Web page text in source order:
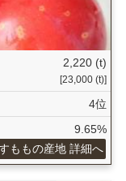
2,220 (t)
[23,000 (t)]
4位
9.65%
ももの産地 詳細へ